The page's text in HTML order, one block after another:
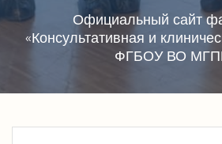
Официальный сайт
«Консультативная и
ФГБОУ ВО